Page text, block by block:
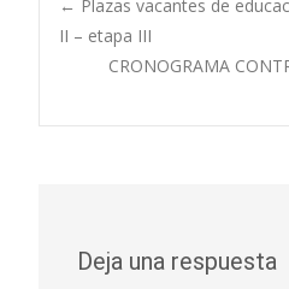
← Plazas vacantes de
II – etapa III
CRONOGRAMA
Deja una respuesta